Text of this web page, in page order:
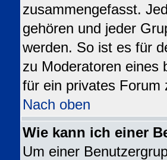
zusammengefasst.
gehören und jeder
werden. So ist es für
zu Moderatoren eines
für ein privates Forum
Nach oben
Wie kann ich einer
Um einer